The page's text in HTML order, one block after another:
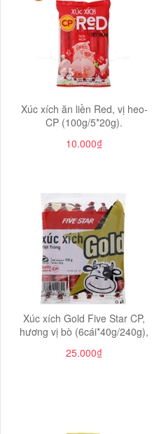
Xúc xích ăn liền Red, vị heo-
CP (100g/5*20g).
10.000₫
Xúc xích Gold Five Star CP,
hương vị bò (6cái*40g/240g),
25.000₫